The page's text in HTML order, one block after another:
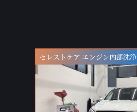
セレストケア エンジン内部洗浄